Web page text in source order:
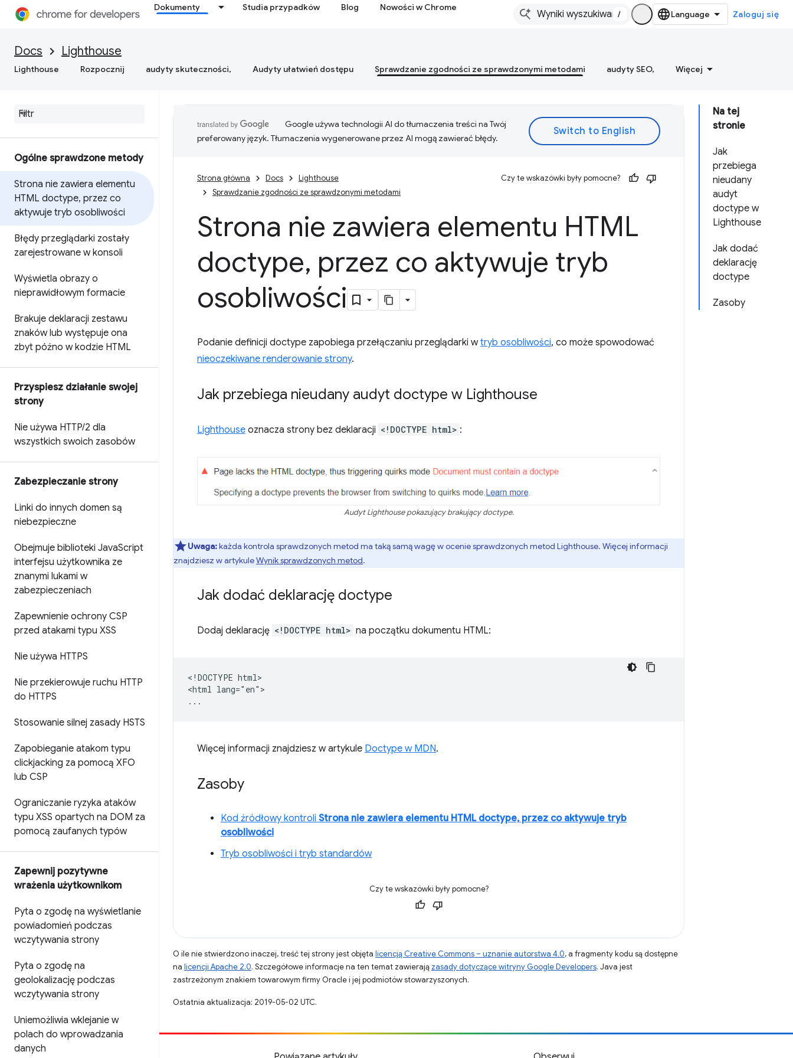
Dokumenty Studia przypadków Blog Nowości w Chrome
/ Zaloguj się
Docs Lighthouse
Lighthouse Rozpocznij audyty skuteczności, Audyty ułatwień dostępu Sprawdzanie zgodności ze sprawdzonymi metodami audyty SEO, Więcej
Ogólne sprawdzone metody
Strona nie zawiera elementu
HTML doctype, przez co
aktywuje tryb osobliwości
Błędy przeglądarki zostały
zarejestrowane w konsoli
Wyświetla obrazy o
nieprawidłowym formacie
Brakuje deklaracji zestawu
znaków lub występuje ona
zbyt późno w kodzie HTML
Przyspiesz działanie swojej
strony
Nie używa HTTP/2 dla
wszystkich swoich zasobów
Zabezpieczanie strony
Linki do innych domen są
niebezpieczne
Obejmuje biblioteki JavaScript
interfejsu użytkownika ze
znanymi lukami w
zabezpieczeniach
Zapewnienie ochrony CSP
przed atakami typu XSS
Nie używa HTTPS
Nie przekierowuje ruchu HTTP
do HTTPS
Stosowanie silnej zasady HSTS
Zapobieganie atakom typu
clickjacking za pomocą XFO
lub CSP
Ograniczanie ryzyka ataków
typu XSS opartych na DOM za
pomocą zaufanych typów
Zapewnij pozytywne
wrażenia użytkownikom
Pyta o zgodę na wyświetlanie
powiadomień podczas
wczytywania strony
Pyta o zgodę na
geolokalizację podczas
wczytywania strony
Uniemożliwia wklejanie w
polach do wprowadzania
danych
Na tej
stronie
Jak
przebiega
nieudany
audyt
doctype w
Lighthouse
Jak dodać
deklarację
doctype
Zasoby
Google używa technologii AI do tłumaczenia treści na Twój
preferowany język. Tłumaczenia wygenerowane przez AI mogą zawierać błędy.
Strona główna Docs
Lighthouse
Sprawdzanie zgodności ze sprawdzonymi metodami
Czy te wskazówki były pomocne?
Strona nie zawiera elementu HTML
doctype, przez co aktywuje tryb
osobliwości
Podanie definicji doctype zapobiega przełączaniu przeglądarki wtryb osobliwości, co może spowodować
nieoczekiwane renderowanie strony.
Jak przebiega nieudany audyt doctype w Lighthouse
Lighthouse oznacza strony bez deklaracji <!DOCTYPE html> :
Audyt Lighthouse pokazujący brakujący doctype.
Uwaga:każda kontrola sprawdzonych metod ma taką samą wagę w ocenie sprawdzonych metod Lighthouse. Więcej informacji
znajdziesz w artykuleWynik sprawdzonych metod.
Jak dodać deklarację doctype
Dodaj deklarację <!DOCTYPE html> na początku dokumentu HTML:
<!DOCTYPE html>
<html lang="en">
Więcej informacji znajdziesz w artykule Doctype w MDN.
Zasoby
Kod źródłowy kontroli Strona nie zawiera elementu HTML doctype, przez co aktywuje tryb
osobliwości
Tryb osobliwości i tryb standardów
Czy te wskazówki były pomocne?
O ile nie stwierdzono inaczej, treść tej strony jest objęta licencją Creative Commons – uznanie autorstwa 4.0, a fragmenty kodu są dostępne
na licencji Apache 2.0. Szczegółowe informacje na ten temat zawierają zasady dotyczące witryny Google Developers. Java jest
zastrzeżonym znakiem towarowym firmy Oracle i jej podmiotów stowarzyszonych.
Ostatnia aktualizacja: 2019-05-02 UTC.